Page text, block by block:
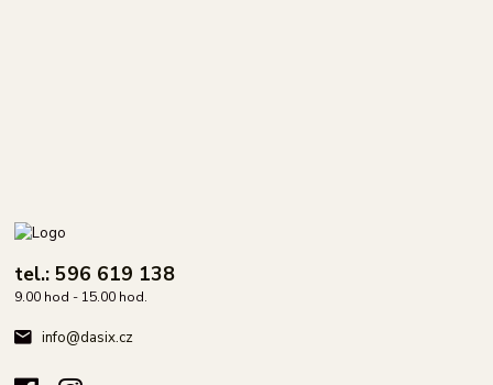
tel.: 596 619 138
9.00 hod - 15.00 hod.
info@dasix.cz